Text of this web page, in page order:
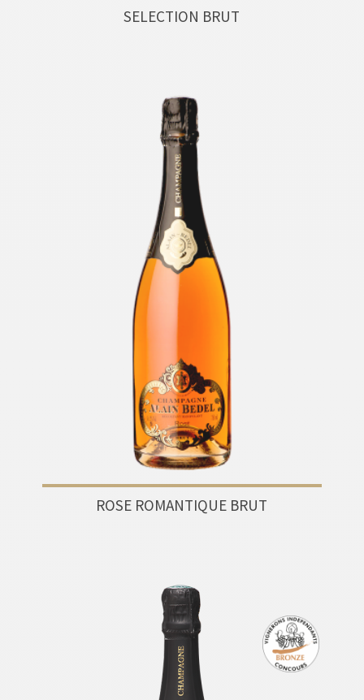
SELECTION BRUT
ROSE ROMANTIQUE BRUT